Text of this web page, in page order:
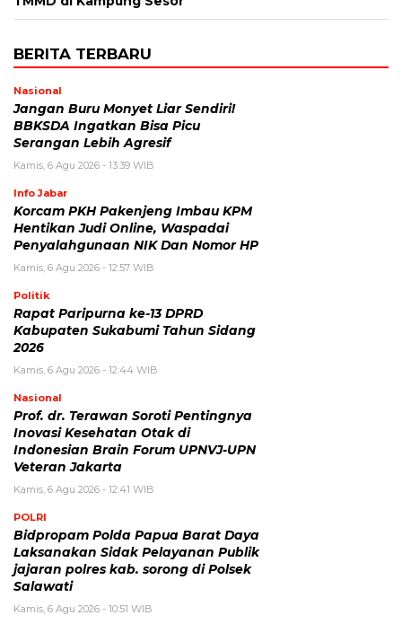
BERITA TERBARU
Nasional
Jangan Buru Monyet Liar Sendiri!
BBKSDA Ingatkan Bisa Picu
Serangan Lebih Agresif
Kamis, 6 Agu 2026 - 13:39 WIB
Info Jabar
Korcam PKH Pakenjeng Imbau KPM
Hentikan Judi Online, Waspadai
Penyalahgunaan NIK Dan Nomor HP
Kamis, 6 Agu 2026 - 12:57 WIB
Politik
Rapat Paripurna ke-13 DPRD
Kabupaten Sukabumi Tahun Sidang
2026
Kamis, 6 Agu 2026 - 12:44 WIB
Nasional
Prof. dr. Terawan Soroti Pentingnya
Inovasi Kesehatan Otak di
Indonesian Brain Forum UPNVJ-UPN
Veteran Jakarta
Kamis, 6 Agu 2026 - 12:41 WIB
POLRI
Bidpropam Polda Papua Barat Daya
Laksanakan Sidak Pelayanan Publik
jajaran polres kab. sorong di Polsek
Salawati
Kamis, 6 Agu 2026 - 10:51 WIB